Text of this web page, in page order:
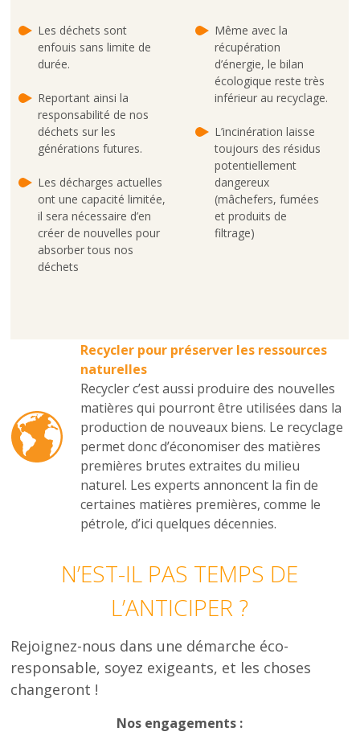
Les déchets sont
enfouis sans limite de
durée.
Reportant ainsi la
responsabilité de nos
déchets sur les
générations futures.
Les décharges actuelles
ont une capacité limitée,
il sera nécessaire d’en
créer de nouvelles pour
absorber tous nos
déchets
Même avec la
récupération
d’énergie, le bilan
écologique reste très
inférieur au recyclage.
L’incinération laisse
toujours des résidus
potentiellement
dangereux
(mâchefers, fumées
et produits de
filtrage)
Recycler pour préserver les ressources
naturelles
Recycler c’est aussi produire des nouvelles
matières qui pourront être utilisées dans la
production de nouveaux biens. Le recyclage
permet donc d’économiser des matières
premières brutes extraites du milieu
naturel. Les experts annoncent la fin de
certaines matières premières, comme le
pétrole, d’ici quelques décennies.
N’EST-IL PAS TEMPS DE
L’ANTICIPER ?
Rejoignez-nous dans une démarche éco-
responsable, soyez exigeants, et les choses
changeront !
Nos engagements :